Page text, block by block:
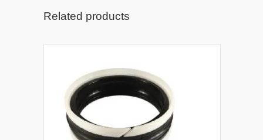
Related products